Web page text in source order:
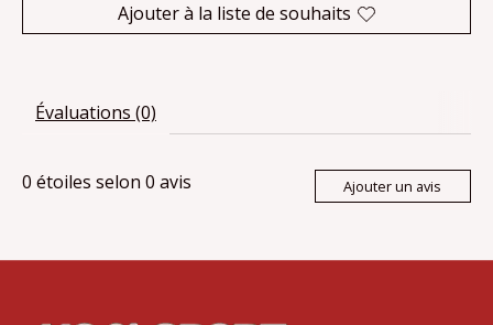
Ajouter à la liste de souhaits
Évaluations (0)
0 étoiles selon 0 avis Ajouter un avis